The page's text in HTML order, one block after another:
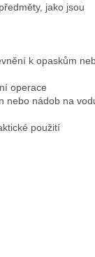
jako jsou
k opaskům
operace
nebo nádob na
použití